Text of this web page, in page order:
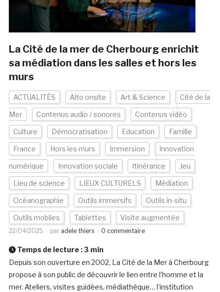
La Cité de la mer de Cherbourg enrichit
sa médiation dans les salles et hors les
murs
ACTUALITÉS Alto onsite Art & Science Cité de la
Mer Contenus audio / sonores Contenus vidéo
Culture Démocratisation Education Famille
France Hors les murs Immersion Innovation
numérique Innovation sociale Itinérance Jeu
Lieu de science LIEUX CULTURELS Médiation
Océanographie Outils immersifs Outils in-situ
Outils mobiles Tablettes Visite augmentée
22/04/2025 par adele thiers 0 commentaire
Temps de lecture : 3 min
Depuis son ouverture en 2002, La Cité de la Mer à Cherbourg
propose à son public de découvrir le lien entre l’homme et la
mer. Ateliers, visites guidées, médiathèque… l’institution